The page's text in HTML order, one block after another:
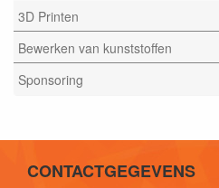
3D Printen
Bewerken van kunststoffen
Sponsoring
CONTACTGEGEVENS